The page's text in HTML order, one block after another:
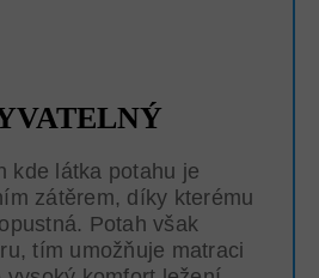
kde látka potahu je
zátěrem, díky kterému
Potah však
tím umožňuje matraci